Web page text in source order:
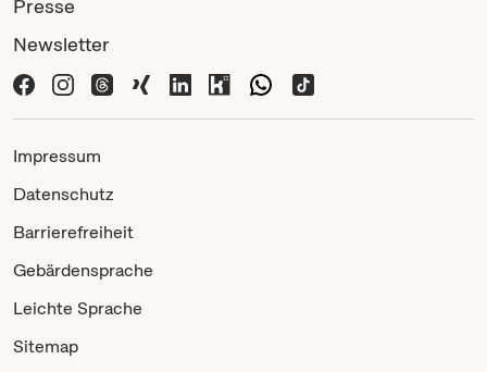
Presse
Newsletter
Impressum
Datenschutz
Barrierefreiheit
Gebärdensprache
Leichte Sprache
Sitemap